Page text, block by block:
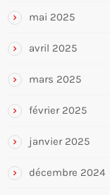
mai 2025
avril 2025
mars 2025
février 2025
janvier 2025
décembre 2024